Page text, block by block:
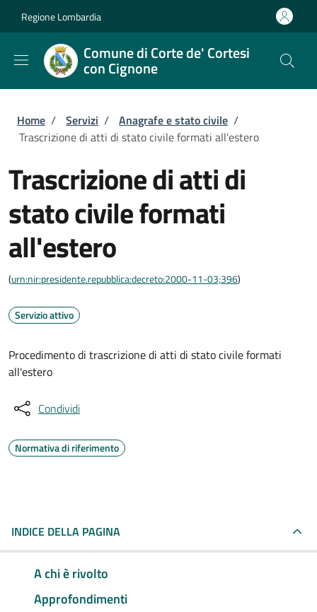
Regione Lombardia
Comune di Corte de' Cortesi
con Cignone
Briciole di pane
Home / Servizi / Anagrafe e stato civile /
Trascrizione di atti di stato civile formati all'estero
Trascrizione di atti di
stato civile formati
all'estero
(urn:nir:presidente.repubblica:decreto:2000-11-03;396)
Servizio attivo
Procedimento di trascrizione di atti di stato civile formati
all'estero
Condividi
Normativa di riferimento
INDICE DELLA PAGINA
A chi è rivolto
Approfondimenti